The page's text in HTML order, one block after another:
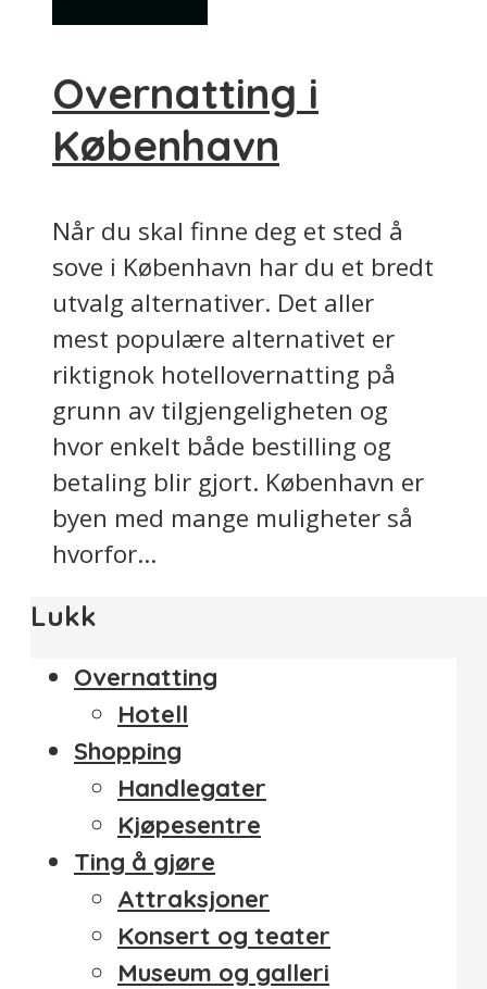
Overnatting i
København
Når du skal finne deg et sted å
sove i København har du et bredt
utvalg alternativer. Det aller
mest populære alternativet er
riktignok hotellovernatting på
grunn av tilgjengeligheten og
hvor enkelt både bestilling og
betaling blir gjort. København er
byen med mange muligheter så
hvorfor...
Lukk
Overnatting
Hotell
Shopping
Handlegater
Kjøpesentre
Ting å gjøre
Attraksjoner
Konsert og teater
Museum og galleri